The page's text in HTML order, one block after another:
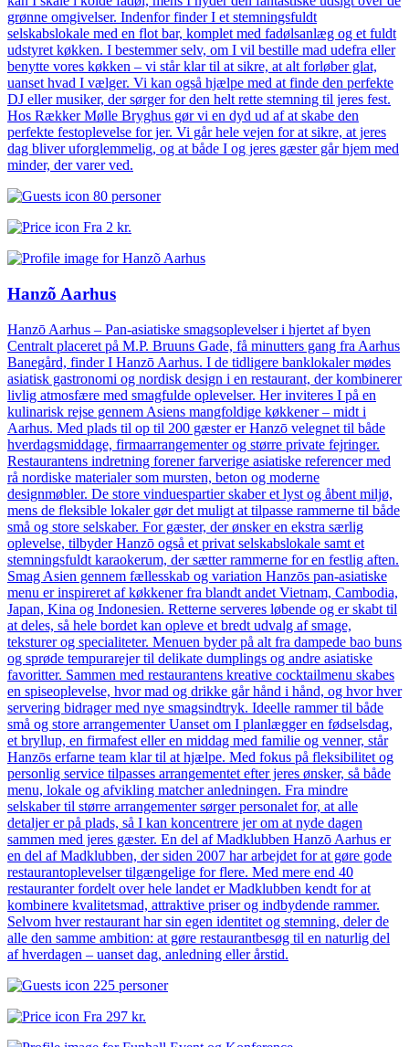
grønne omgivelser. Indenfor finder I et stemningsfuldt
selskabslokale med en flot bar, komplet med fadølsanlæg og et fuldt
udstyret køkken. I bestemmer selv, om I vil bestille mad udefra eller
benytte vores køkken – vi står klar til at sikre, at alt forløber glat,
uanset hvad I vælger. Vi kan også hjælpe med at finde den perfekte
DJ eller musiker, der sørger for den helt rette stemning til jeres fest.
Hos Rækker Mølle Bryghus gør vi en dyd ud af at skabe den
perfekte festoplevelse for jer. Vi går hele vejen for at sikre, at jeres
dag bliver uforglemmelig, og at både I og jeres gæster går hjem med
minder, der varer ved.
80 personer
Fra 2 kr.
Hanzõ Aarhus
Hanzō Aarhus – Pan-asiatiske smagsoplevelser i hjertet af byen
Centralt placeret på M.P. Bruuns Gade, få minutters gang fra Aarhus
Banegård, finder I Hanzō Aarhus. I de tidligere banklokaler mødes
asiatisk gastronomi og nordisk design i en restaurant, der kombinerer
livlig atmosfære med smagfulde oplevelser. Her inviteres I på en
kulinarisk rejse gennem Asiens mangfoldige køkkener – midt i
Aarhus. Med plads til op til 200 gæster er Hanzō velegnet til både
hverdagsmiddage, firmaarrangementer og større private fejringer.
Restaurantens indretning forener farverige asiatiske referencer med
rå nordiske materialer som mursten, beton og moderne
designmøbler. De store vinduespartier skaber et lyst og åbent miljø,
mens de fleksible lokaler gør det muligt at tilpasse rammerne til både
små og store selskaber. For gæster, der ønsker en ekstra særlig
oplevelse, tilbyder Hanzō også et privat selskabslokale samt et
stemningsfuldt karaokerum, der sætter rammerne for en festlig aften.
Smag Asien gennem fællesskab og variation Hanzōs pan-asiatiske
menu er inspireret af køkkener fra blandt andet Vietnam, Cambodia,
Japan, Kina og Indonesien. Retterne serveres løbende og er skabt til
at deles, så hele bordet kan opleve et bredt udvalg af smage,
teksturer og specialiteter. Menuen byder på alt fra dampede bao buns
og sprøde tempurarejer til delikate dumplings og andre asiatiske
favoritter. Sammen med restaurantens kreative cocktailmenu skabes
en spiseoplevelse, hvor mad og drikke går hånd i hånd, og hvor hver
servering bidrager med nye smagsindtryk. Ideelle rammer til både
små og store arrangementer Uanset om I planlægger en fødselsdag,
et bryllup, en firmafest eller en middag med familie og venner, står
Hanzōs erfarne team klar til at hjælpe. Med fokus på fleksibilitet og
personlig service tilpasses arrangementet efter jeres ønsker, så både
menu, lokale og afvikling matcher anledningen. Fra mindre
selskaber til større arrangementer sørger personalet for, at alle
detaljer er på plads, så I kan koncentrere jer om at nyde dagen
sammen med jeres gæster. En del af Madklubben Hanzō Aarhus er
en del af Madklubben, der siden 2007 har arbejdet for at gøre gode
restaurantoplevelser tilgængelige for flere. Med mere end 40
restauranter fordelt over hele landet er Madklubben kendt for at
kombinere kvalitetsmad, attraktive priser og indbydende rammer.
Selvom hver restaurant har sin egen identitet og stemning, deler de
alle den samme ambition: at gøre restaurantbesøg til en naturlig del
af hverdagen – uanset dag, anledning eller årstid.
225 personer
Fra 297 kr.